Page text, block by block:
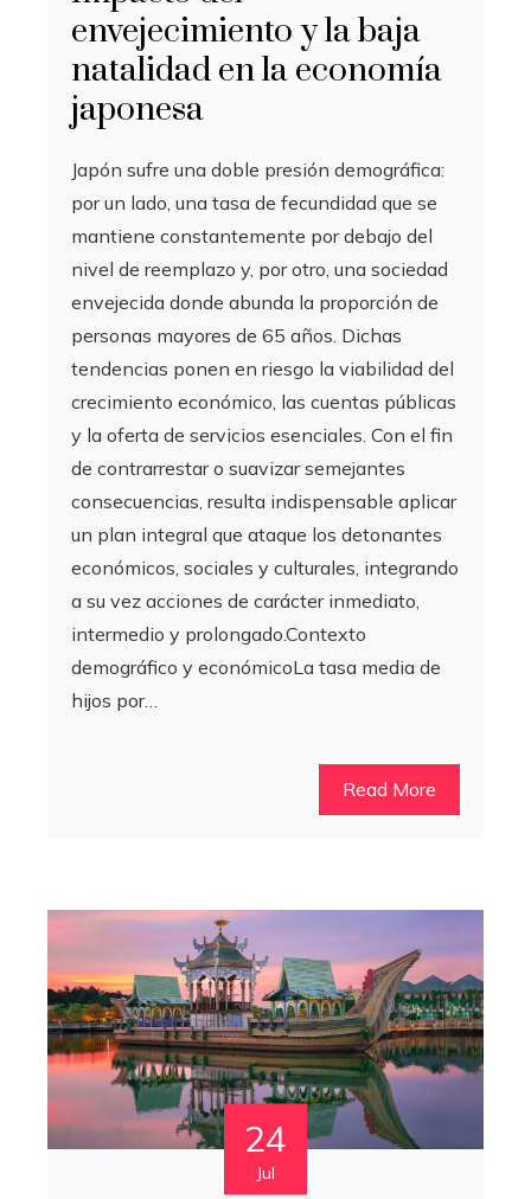
envejecimiento y la baja
natalidad en la economía
japonesa
Japón sufre una doble presión demográfica:
por un lado, una tasa de fecundidad que se
mantiene constantemente por debajo del
nivel de reemplazo y, por otro, una sociedad
envejecida donde abunda la proporción de
personas mayores de 65 años. Dichas
tendencias ponen en riesgo la viabilidad del
crecimiento económico, las cuentas públicas
y la oferta de servicios esenciales. Con el fin
de contrarrestar o suavizar semejantes
consecuencias, resulta indispensable aplicar
un plan integral que ataque los detonantes
económicos, sociales y culturales, integrando
a su vez acciones de carácter inmediato,
intermedio y prolongado.Contexto
demográfico y económicoLa tasa media de
hijos por…
Read More
24
Jul